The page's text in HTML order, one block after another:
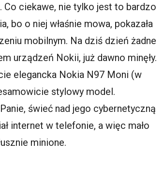
Co ciekawe, nie tylko jest to bardzo
bo o niej właśnie mowa, pokazała
mobilnym. Na dziś dzień żadne
urządzeń Nokii, już dawno minęły.
elegancka Nokia N97 Moni (w
stylowy model.
świeć nad jego cybernetyczną
internet w telefonie, a więc mało
minione.